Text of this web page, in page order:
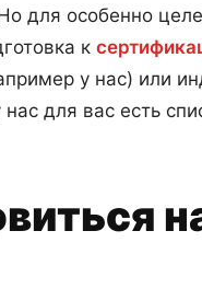
для особенно
к
у нас) или
для вас есть